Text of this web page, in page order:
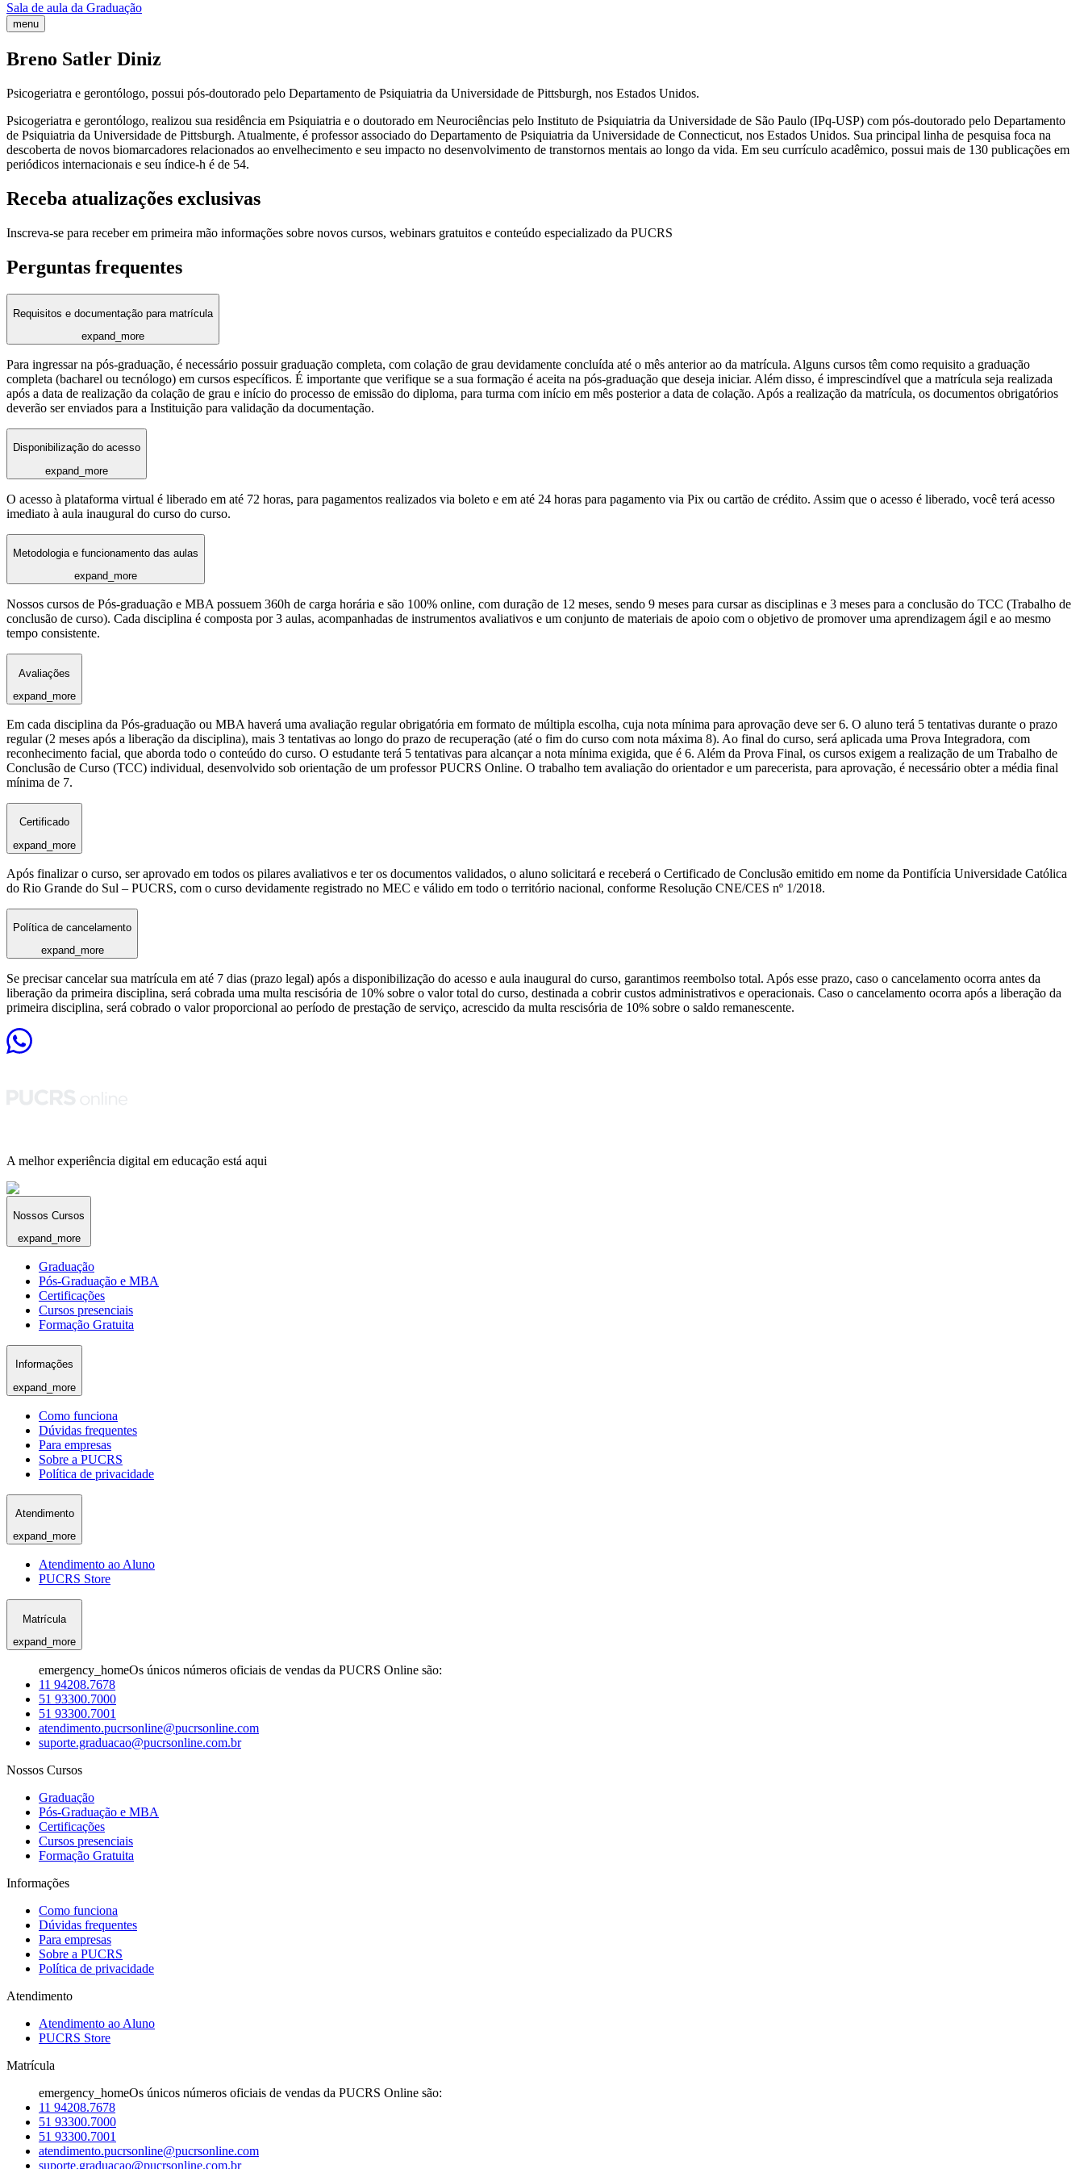
Sala de aula da Graduação
menu
Breno Satler Diniz
Psicogeriatra e gerontólogo, possui pós-doutorado pelo Departamento de Psiquiatria da Universidade de Pittsburgh, nos Estados Unidos.
Psicogeriatra e gerontólogo, realizou sua residência em Psiquiatria e o doutorado em Neurociências pelo Instituto de Psiquiatria da Universidade de São Paulo (IPq-USP) com pós-doutorado pelo Departamento
de Psiquiatria da Universidade de Pittsburgh. Atualmente, é professor associado do Departamento de Psiquiatria da Universidade de Connecticut, nos Estados Unidos. Sua principal linha de pesquisa foca na
descoberta de novos biomarcadores relacionados ao envelhecimento e seu impacto no desenvolvimento de transtornos mentais ao longo da vida. Em seu currículo acadêmico, possui mais de 130 publicações em
periódicos internacionais e seu índice-h é de 54.
Receba atualizações exclusivas
Inscreva-se para receber em primeira mão informações sobre novos cursos, webinars gratuitos e conteúdo especializado da PUCRS
Perguntas frequentes
Requisitos e documentação para matrícula
expand_more
Para ingressar na pós-graduação, é necessário possuir graduação completa, com colação de grau devidamente concluída até o mês anterior ao da matrícula. Alguns cursos têm como requisito a graduação
completa (bacharel ou tecnólogo) em cursos específicos. É importante que verifique se a sua formação é aceita na pós-graduação que deseja iniciar. Além disso, é imprescindível que a matrícula seja realizada
após a data de realização da colação de grau e início do processo de emissão do diploma, para turma com início em mês posterior a data de colação. Após a realização da matrícula, os documentos obrigatórios
deverão ser enviados para a Instituição para validação da documentação.
Disponibilização do acesso
expand_more
O acesso à plataforma virtual é liberado em até 72 horas, para pagamentos realizados via boleto e em até 24 horas para pagamento via Pix ou cartão de crédito. Assim que o acesso é liberado, você terá acesso
imediato à aula inaugural do curso do curso.
Metodologia e funcionamento das aulas
expand_more
Nossos cursos de Pós-graduação e MBA possuem 360h de carga horária e são 100% online, com duração de 12 meses, sendo 9 meses para cursar as disciplinas e 3 meses para a conclusão do TCC (Trabalho de
conclusão de curso). Cada disciplina é composta por 3 aulas, acompanhadas de instrumentos avaliativos e um conjunto de materiais de apoio com o objetivo de promover uma aprendizagem ágil e ao mesmo
tempo consistente.
Avaliações
expand_more
Em cada disciplina da Pós-graduação ou MBA haverá uma avaliação regular obrigatória em formato de múltipla escolha, cuja nota mínima para aprovação deve ser 6. O aluno terá 5 tentativas durante o prazo
regular (2 meses após a liberação da disciplina), mais 3 tentativas ao longo do prazo de recuperação (até o fim do curso com nota máxima 8). Ao final do curso, será aplicada uma Prova Integradora, com
reconhecimento facial, que aborda todo o conteúdo do curso. O estudante terá 5 tentativas para alcançar a nota mínima exigida, que é 6. Além da Prova Final, os cursos exigem a realização de um Trabalho de
Conclusão de Curso (TCC) individual, desenvolvido sob orientação de um professor PUCRS Online. O trabalho tem avaliação do orientador e um parecerista, para aprovação, é necessário obter a média final
mínima de 7.
Certificado
expand_more
Após finalizar o curso, ser aprovado em todos os pilares avaliativos e ter os documentos validados, o aluno solicitará e receberá o Certificado de Conclusão emitido em nome da Pontifícia Universidade Católica
do Rio Grande do Sul – PUCRS, com o curso devidamente registrado no MEC e válido em todo o território nacional, conforme Resolução CNE/CES nº 1/2018.
Política de cancelamento
expand_more
Se precisar cancelar sua matrícula em até 7 dias (prazo legal) após a disponibilização do acesso e aula inaugural do curso, garantimos reembolso total. Após esse prazo, caso o cancelamento ocorra antes da
liberação da primeira disciplina, será cobrada uma multa rescisória de 10% sobre o valor total do curso, destinada a cobrir custos administrativos e operacionais. Caso o cancelamento ocorra após a liberação da
primeira disciplina, será cobrado o valor proporcional ao período de prestação de serviço, acrescido da multa rescisória de 10% sobre o saldo remanescente.
A melhor experiência digital em educação está aqui
Nossos Cursos
expand_more
Graduação
Pós-Graduação e MBA
Certificações
Cursos presenciais
Formação Gratuita
Informações
expand_more
Como funciona
Dúvidas frequentes
Para empresas
Sobre a PUCRS
Política de privacidade
Atendimento
expand_more
Atendimento ao Aluno
PUCRS Store
Matrícula
expand_more
emergency_homeOs únicos números oficiais de vendas da PUCRS Online são:
11 94208.7678
51 93300.7000
51 93300.7001
atendimento.pucrsonline@pucrsonline.com
suporte.graduacao@pucrsonline.com.br
Nossos Cursos
Graduação
Pós-Graduação e MBA
Certificações
Cursos presenciais
Formação Gratuita
Informações
Como funciona
Dúvidas frequentes
Para empresas
Sobre a PUCRS
Política de privacidade
Atendimento
Atendimento ao Aluno
PUCRS Store
Matrícula
emergency_homeOs únicos números oficiais de vendas da PUCRS Online são:
11 94208.7678
51 93300.7000
51 93300.7001
atendimento.pucrsonline@pucrsonline.com
suporte.graduacao@pucrsonline.com.br